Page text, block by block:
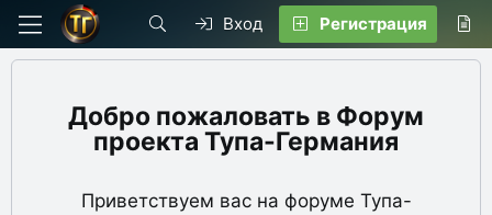
Вход Регистрация
Форум
проекта Тупа-Германия
Приветствуем вас на форуме Тупа-